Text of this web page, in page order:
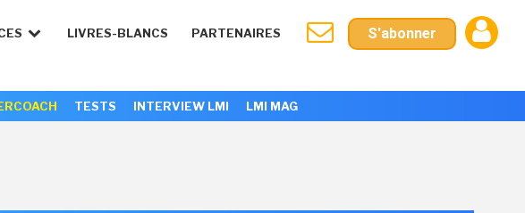
LIVRES-BLANCS PARTENAIRES S'abonner
TESTS INTERVIEW LMI LMI MAG